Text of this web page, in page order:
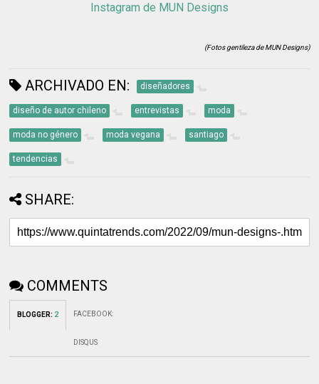
Instagram de MUN Designs
(Fotos gentileza de MUN Designs)
ARCHIVADO EN: diseñadores
diseño de autor chileno entrevistas moda
moda no género moda vegana santiago
tendencias
SHARE:
COMMENTS
BLOGGER: 2 FACEBOOK:
DISQUS